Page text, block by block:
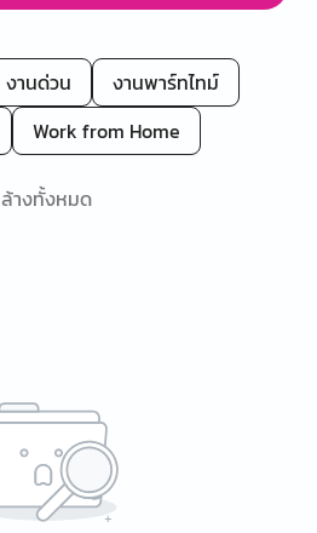
งานด่วน
งานพาร์ทไทม์
Work from Home
ล้างทั้งหมด